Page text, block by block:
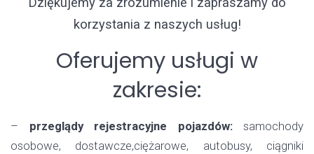
korzystania z naszych usług!
Oferujemy usługi w
zakresie:
– przeglądy rejestracyjne pojazdów: samochody
osobowe, dostawcze,ciężarowe, autobusy, ciągniki